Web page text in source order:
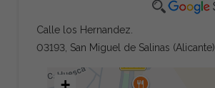
Calle los Hernandez.
03193, San Miguel de Salinas (Alicante)